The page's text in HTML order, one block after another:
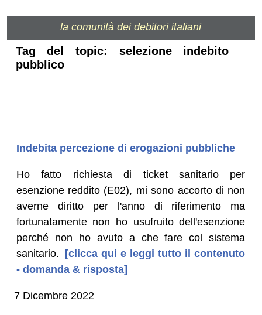
la comunità dei debitori italiani
Tag del topic: selezione indebito
pubblico
Indebita percezione di erogazioni pubbliche
Ho fatto richiesta di ticket sanitario per
esenzione reddito (E02), mi sono accorto di non
averne diritto per l'anno di riferimento ma
fortunatamente non ho usufruito dell'esenzione
perché non ho avuto a che fare col sistema
sanitario. [clicca qui e leggi tutto il contenuto
- domanda & risposta]
7 Dicembre 2022